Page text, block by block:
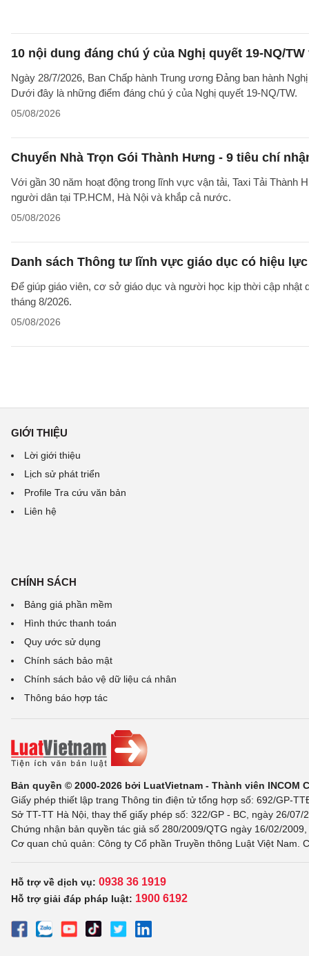
10 nội dung đáng chú ý của Nghị quyết 19-NQ/
Ngày 28/7/2026, Ban Chấp hành Trung ương Đảng ban hành
Dưới đây là những điểm đáng chú ý của Nghị quyết 19-NQ/TW.
05/08/2026
Chuyển Nhà Trọn Gói Thành Hưng - 9 tiêu chí
Với gần 30 năm hoạt động trong lĩnh vực vận tải, Taxi Tải Thành
người dân tại TP.HCM, Hà Nội và khắp cả nước.
05/08/2026
Danh sách Thông tư lĩnh vực giáo dục có hiệu
Để giúp giáo viên, cơ sở giáo dục và người học kịp thời cập
tháng 8/2026.
05/08/2026
GIỚI THIỆU
Lời giới thiệu
Lịch sử phát triển
Profile Tra cứu văn bản
Liên hệ
CHÍNH SÁCH
Bảng giá phần mềm
Hình thức thanh toán
Quy ước sử dụng
Chính sách bảo mật
Chính sách bảo vệ dữ liệu cá nhân
Thông báo hợp tác
Bản quyền © 2000-2026 bởi LuatVietnam - Thành viên INCOM
Giấy phép thiết lập trang Thông tin điện tử tổng hợp số: 692/GP-
Sở TT-TT Hà Nội, thay thế giấy phép số: 322/GP - BC, ngày 26/
Chứng nhận bản quyền tác giả số 280/2009/QTG ngày 16/02/
Cơ quan chủ quản: Công ty Cổ phần Truyền thông Luật Việt Nam.
Hỗ trợ về dịch vụ: 0938 36 1919
Hỗ trợ giải đáp pháp luật: 1900 6192